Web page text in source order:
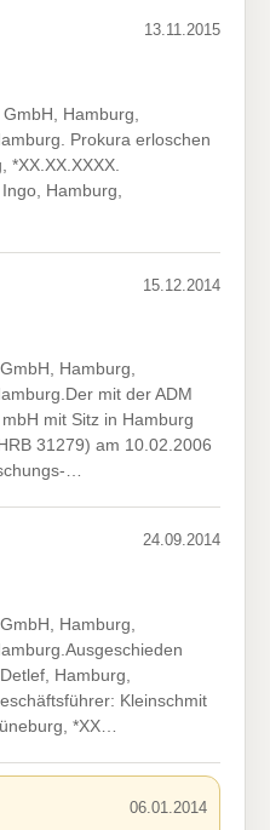
13.11.2015
Hamburg,
Prokura erloschen
*XX.XX.XXXX.
Hamburg,
15.12.2014
Hamburg,
mit der ADM
mit Sitz in Hamburg
31279) am 10.02.2006
…
24.09.2014
Hamburg,
Hamburg,
Kleinschmit
*XX…
06.01.2014